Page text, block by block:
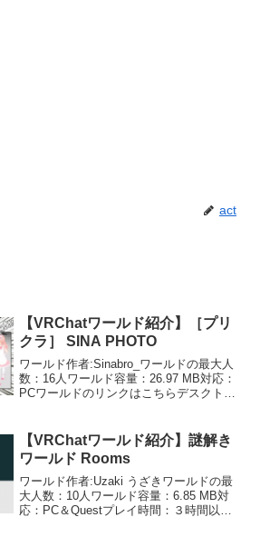
act
【VRChatワールド紹介】［プリ
クラ］ SINA PHOTO
ワールド作者:Sinabro_ワールドの最大人
数：16人ワールド容量：26.97 MB対応：
PCワールドのリンクはこちらデスクトッ
ラが撮れるワールドはほかにもたくさん
あ...
【VRChatワールド紹介】謎解き
ワールド Rooms
ワールド作者:Uzaki うざきワールドの最
大人数：10人ワールド容量：6.85 MB対
応：PC＆Questプレイ時間：３時間以上